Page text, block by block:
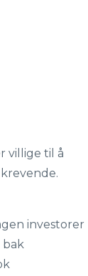
villige til å
investorer
bak